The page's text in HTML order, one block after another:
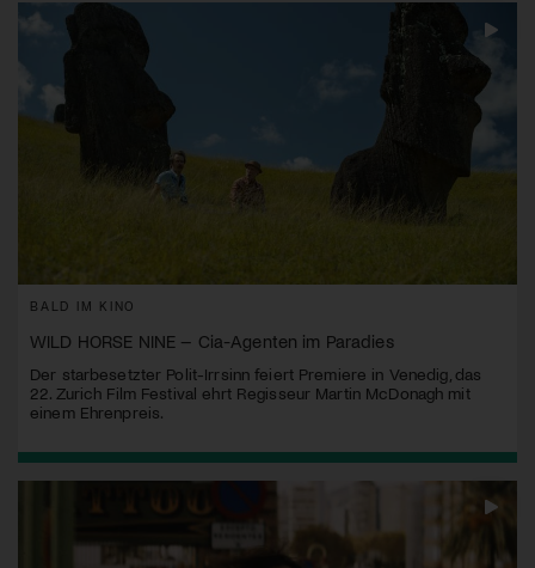
BALD IM KINO
WILD HORSE NINE – Cia-Agenten im Paradies
Der starbesetzter Polit-Irrsinn feiert Premiere in Venedig, das
22. Zurich Film Festival ehrt Regisseur Martin McDonagh mit
einem Ehrenpreis.